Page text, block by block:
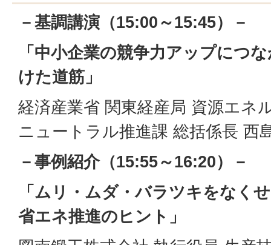
－基調講演（15:00～15:45）－
「中小企業の競争力アップにつ
けた道筋」
経済産業省 関東経産局 資源エネ
ニュートラル推進課 総括係長 西
－事例紹介（15:55～16:20）－
「ムリ・ムダ・バラツキをなく
省エネ推進のヒント」